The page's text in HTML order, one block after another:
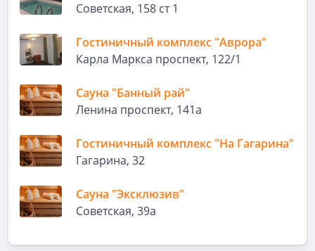
Советская, 158 ст 1
Гостиничный комплекс "Аврора"
Карла Маркса проспект, 122/1
Сауна "Банный рай"
Ленина проспект, 141а
Гостиничный комплекс "На Гагарина"
Гагарина, 32
Сауна "Эксклюзив"
Советская, 39а